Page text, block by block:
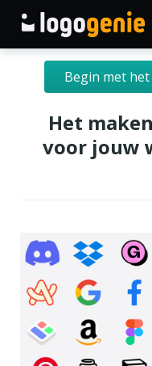
Logo Maken
AI logogenerator
Logo-ideeën
Gedrukte
Over
Blog
Begin met
Het
voor jouw